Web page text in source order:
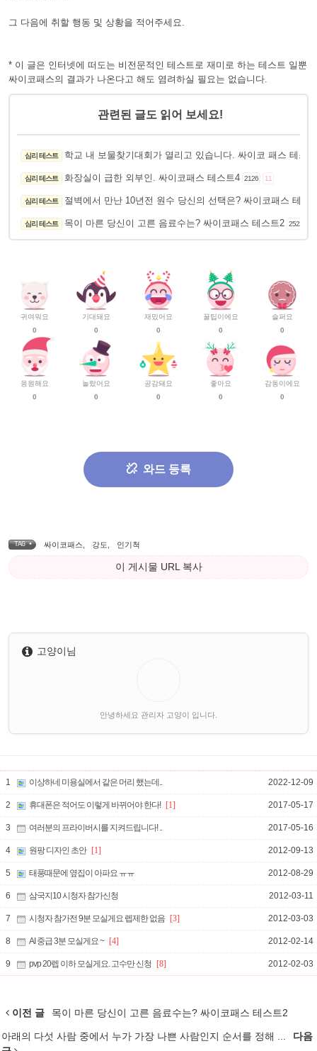
그 다음에 취할 행동 및 상황을 적어주세요.
* 이 글은 인터넷에 떠도는 비전문적인 테스트로 재미로 하는 테스트 일뿐
싸이코패스의 결과가 나온다고 해도 염려하실 필요는 없습니다.
관련된 글도 읽어 보세요!
심리 테스트 학교 내 보물찾기대회가 열리고 있습니다. 싸이코 패스 테스
심리 테스트 화장실이 급한 외부인. 싸이코패스 테스트4 2126 11
심리 테스트 절벽에서 만난 10년전 원수 당신의 선택은? 싸이코패스 테스
심리 테스트 목이 마른 당신이 고른 음료수는? 싸이코패스 테스트2 2522
귀여워요
0
응원해요
0
기대돼요
0
놀랐어요
0
재밌어요
0
공감돼요
0
꿀팁이에요
0
좋아요
0
슬퍼요
0
감동이에요
0
와드 등록
TAG • 싸이코패스 강도 인기척
이 게시물 URL 복사
고양이님
안녕하세요 관리자 고양이 입니다.
1 이상하네 미용실에서 같은 머리 했는데.. 2022-12-09
2 휴대폰은 적어도 이렇게 바뀌어야 한다! [1] 2017-05-17
3 여러분의 프라이버시를 지켜드립니다! .. 2017-05-16
4 원팡 디자인 초안 [1] 2012-09-13
5 태풍때문에 옆집이 아파요 ㅠㅠ 2012-08-29
6 삼국지10 시청자 참가신청 2012-03-11
7 시청자 참가전 9분 모실게요 렙제한 없음 [3] 2012-03-03
8 AI 중급 3분 모실게요 ~ [4] 2012-02-14
9 pvp 20렙 이하 모실게요. 고수만 신청 [8] 2012-02-03
이전 글 목이 마른 당신이 고른 음료수는? 싸이코패스 테스트2
아래의 다섯 사람 중에서 누가 가장 나쁜 사람인지 순서를 정해 ...
다음